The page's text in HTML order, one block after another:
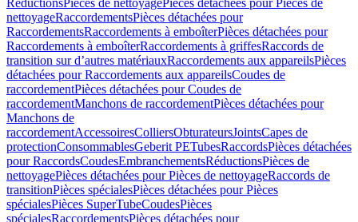
RéductionsPièces de nettoyagePièces détachées pour Pièces de
nettoyageRaccordementsPièces détachées pour
RaccordementsRaccordements à emboîterPièces détachées pour
Raccordements à emboîterRaccordements à griffesRaccords de
transition sur d’autres matériauxRaccordements aux appareilsPièces
détachées pour Raccordements aux appareilsCoudes de
raccordementPièces détachées pour Coudes de
raccordementManchons de raccordementPièces détachées pour
Manchons de
raccordementAccessoiresColliersObturateursJointsCapes de
protectionConsommablesGeberit PETubesRaccordsPièces détachées
pour RaccordsCoudesEmbranchementsRéductionsPièces de
nettoyagePièces détachées pour Pièces de nettoyageRaccords de
transitionPièces spécialesPièces détachées pour Pièces
spécialesPièces SuperTubeCoudesPièces
spécialesRaccordementsPièces détachées pour